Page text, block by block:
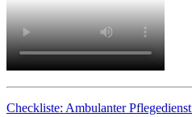
Checkliste: Ambulanter Pflegedienst